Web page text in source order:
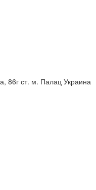
86гст. м. Палац Украина